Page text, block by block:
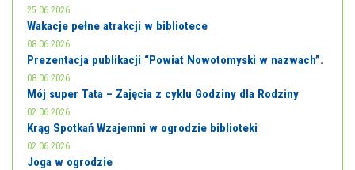
25.06.2026
Wakacje pełne atrakcji w bibliotece
08.06.2026
Prezentacja publikacji “Powiat Nowotomyski w nazwach”.
08.06.2026
Mój super Tata – Zajęcia z cyklu Godziny dla Rodziny
02.06.2026
Krąg Spotkań Wzajemni w ogrodzie biblioteki
02.06.2026
Joga w ogrodzie